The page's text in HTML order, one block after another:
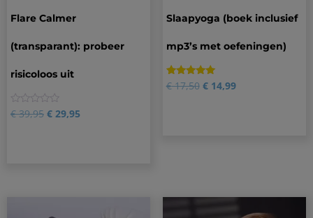
Flare Calmer
(transparant): probeer
risicoloos uit
0
€39,95 € 29,95
Slaapyoga (boek inclusief
mp3’s met oefeningen)
Gewaardeerd
5.00
1
€17,50 €14,99